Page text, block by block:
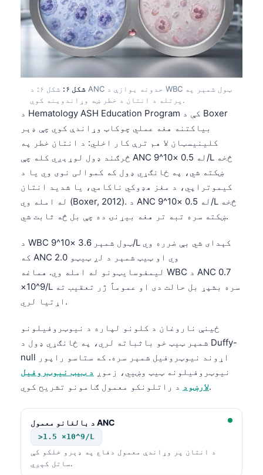
شکل ۶:
شکل ۶: د ANC حدونه یوازې د WBC ټول شمېر په
پرتله د انتان د خطر ښه وړاندوینه کوي.
د Hematology ASH Education Program کې د Boxer
بیاکتنه هغه عملي چوکاټ وړاندې کوي چې ډېر
کلینیسټان لا هم ترې کار اخلي: د انتان خطر په
څرګند ډول لوړېږي کله چې ANC له 0.5 ×10^9/L څخه
ښکته شي، په ځانګړي ډول که کموالی نوی وي یا د
کیموتراپي، د مغز هډوکي ناکامي، یا شدید انتان
له امله وي (Boxer, 2012). د ANC له 0.5 ×10^9/L څخه
ښکته سره تبه تر هغه بیړنۍ ده چې بل څه ثابت شي.
د WBC ټول شمېر 3.6 ×10^9/L کېدای شي بې ضرره وي
که ANC 2.0 وي او ټیټ شمېر د لږ ټیټو
لیمفوسایټونو له امله وي. هماغه WBC د ANC 0.7
×10^9/L سره بشپړ بل حالت دی او عموماً ژر تعقیب ته
اړتیا لري.
ځینې ناروغان د کلونو لپاره د نیوټروفیلونو
شمېر ټیټ خو باثباته لري، په ځانګړي ډول د Duffy-
null اړوند نیوټروفیل شمېر سره. که ستاسو راپور
نیوټروفیلونه ټیټ وښيي، زموږ د ټیټ نیوټروفیل
لارښودد راتلونکو معمول ګامونو تشریح کوي.
د بالغانو معمول ANC
>1.5 ×10^9/L
د انتان پر وړاندې معمول دفاع په ډېرو خلکو کې
ساتل کېږي.
Lietuvių kalba
Polski
한국어
Slovenščina
Magyar
Shqip
اردو
తెలుగు
தமிழ்
ગુજરાતી
മലയാളം
Bahasa Melayu
Tiếng Việt
Tagalog
ไทย
ဗမာစာ
ភាសាខ្មែរ
Kiswahili
አማርኛ
Українська
O‘zbekcha
Català